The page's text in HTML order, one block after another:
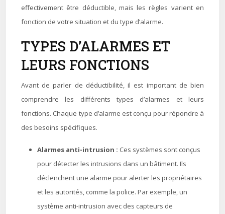
effectivement être déductible, mais les règles varient en
fonction de votre situation et du type d’alarme.
TYPES D’ALARMES ET
LEURS FONCTIONS
Avant de parler de déductibilité, il est important de bien
comprendre les différents types d’alarmes et leurs
fonctions. Chaque type d’alarme est conçu pour répondre à
des besoins spécifiques.
Alarmes anti-intrusion : Ces systèmes sont conçus
pour détecter les intrusions dans un bâtiment. Ils
déclenchent une alarme pour alerter les propriétaires
et les autorités, comme la police. Par exemple, un
système anti-intrusion avec des capteurs de